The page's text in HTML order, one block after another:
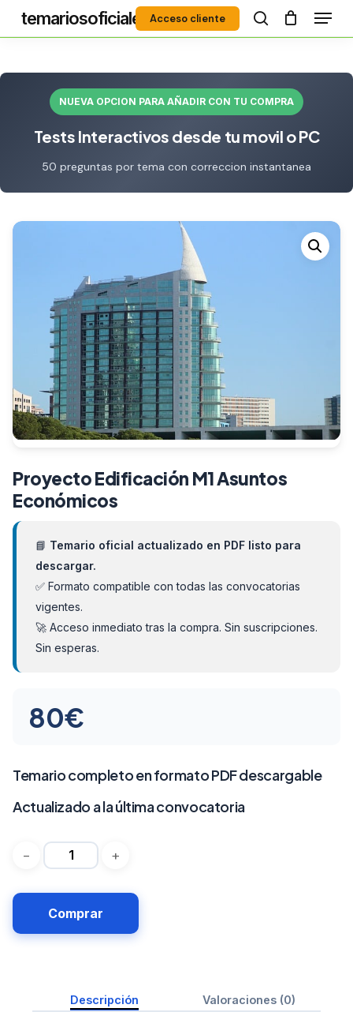
content
temariosoficiales
Acceso cliente
search
Menú
NUEVA OPCION PARA AÑADIR CON TU COMPRA
Tests Interactivos desde tu movil o PC
50 preguntas por tema con correccion instantanea
Proyecto Edificación M1 Asuntos
Económicos
📘 Temario oficial actualizado en PDF listo para
descargar.
✅ Formato compatible con todas las convocatorias
vigentes.
🚀 Acceso inmediato tras la compra. Sin suscripciones.
Sin esperas.
80€
Temario completo en formato PDF descargable
Actualizado a la última convocatoria
Comprar
Descripción Valoraciones (0)